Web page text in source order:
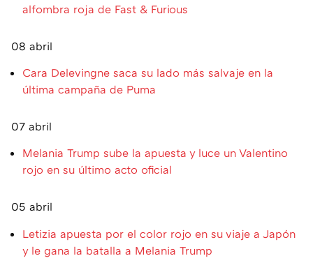
alfombra roja de Fast & Furious
08 abril
Cara Delevingne saca su lado más salvaje en la
última campaña de Puma
07 abril
Melania Trump sube la apuesta y luce un Valentino
rojo en su último acto oficial
05 abril
Letizia apuesta por el color rojo en su viaje a Japón
y le gana la batalla a Melania Trump